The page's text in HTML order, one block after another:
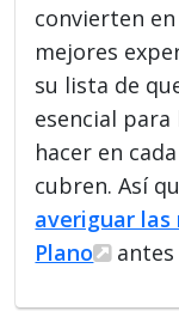
convierten
mejores
su lista de
esencial
hacer en
cubren. Así
averiguar las
Plano
antes